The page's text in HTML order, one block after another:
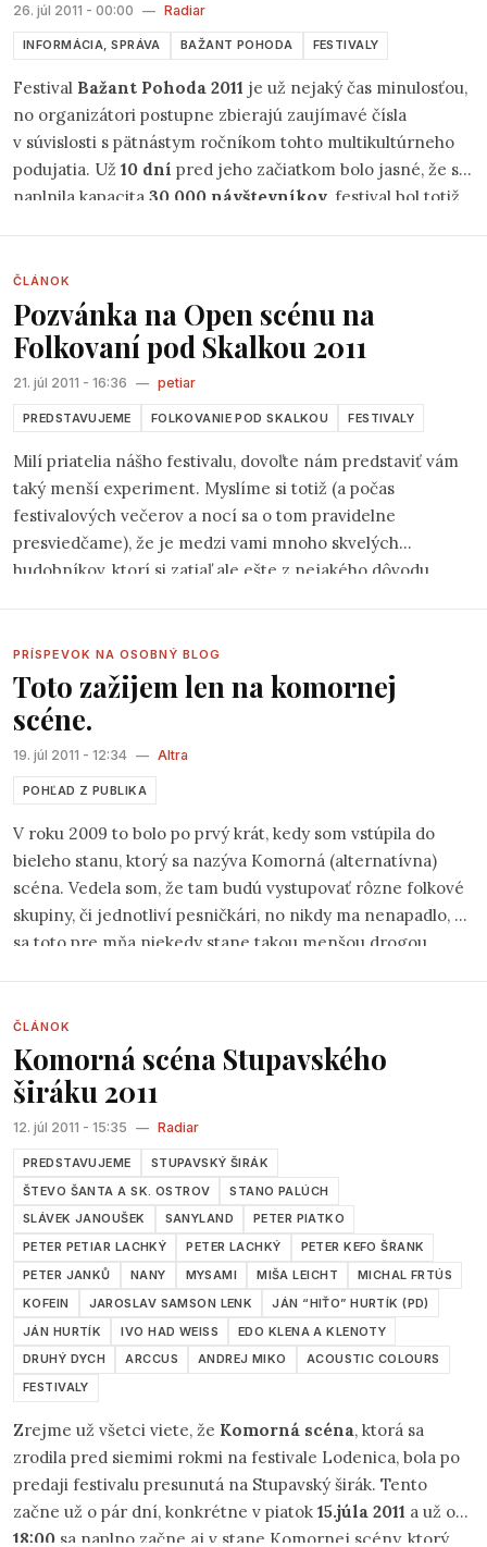
FAIRWAY, paronymia, KANKÁN, yellow cablo band, ohňová
show.
26. júl 2011 - 00:00 — Radiar
INFORMÁCIA, SPRÁVA BAŽANT POHODA FESTIVALY
Festival Bažant Pohoda 2011 je už nejaký čas minulosťou,
no organizátori postupne zbierajú zaujímavé čísla
v súvislosti s pätnástym ročníkom tohto multikultúrneho
podujatia. Už 10 dní pred jeho začiatkom bolo jasné, že sa
naplnila kapacita 30 000 návštevníkov , festival bol totiž
festival vstup zdarma. Deti v tomto veku sa však musia
registrovať pri vstupe do festivalového areálu, kde dostali
špeciálnu pásku s telefónnym kontaktom na jeho rodiča
alebo zákonného zástupcu, ktorého tak mohli organizátori
v prípade potreby kontaktovať.
ČLÁNOK
Pozvánka na Open scénu na
Folkovaní pod Skalkou 2011
21. júl 2011 - 16:36 — petiar
PREDSTAVUJEME FOLKOVANIE POD SKALKOU FESTIVALY
Milí priatelia nášho festivalu, dovoľte nám predstaviť vám
taký menší experiment. Myslíme si totiž (a počas
festivalových večerov a nocí sa o tom pravidelne
presviedčame), že je medzi vami mnoho skvelých
hudobníkov, ktorí si zatiaľ ale ešte z nejakého dôvodu
Zahoďte ostych a trému, neistote pošlite rozlúčkový telegram!
Staňte sa hviezdou Open scény Folkovania pod Skalkou!
PRÍSPEVOK NA OSOBNÝ BLOG
Toto zažijem len na komornej
scéne.
19. júl 2011 - 12:34 — Altra
POHĽAD Z PUBLIKA
V roku 2009 to bolo po prvý krát, kedy som vstúpila do
bieleho stanu, ktorý sa nazýva Komorná (alternatívna)
scéna. Vedela som, že tam budú vystupovať rôzne folkové
skupiny, či jednotliví pesničkári, no nikdy ma nenapadlo, že
sa toto pre mňa niekedy stane takou menšou drogou.
ČLÁNOK
Komorná scéna Stupavského
širáku 2011
12. júl 2011 - 15:35 — Radiar
PREDSTAVUJEME
STUPAVSKÝ ŠIRÁK
ŠTEVO ŠANTA A SK. OSTROV
STANO PALÚCH
SLÁVEK JANOUŠEK
SANYLAND
PETER PIATKO
PETER PETIAR LACHKÝ
PETER LACHKÝ
PETER KEFO ŠRANK
PETER JANKŮ
NANY MYSAMI MIŠA LEICHT
MICHAL FRTÚS
KOFEIN
JAROSLAV SAMSON LENK
JÁN “HIŤO” HURTÍK (PD)
JÁN HURTÍK
IVO HAD WEISS
EDO KLENA A KLENOTY
DRUHÝ DYCH
ARCCUS ANDREJ MIKO
ACOUSTIC COLOURS
FESTIVALY
Zrejme už všetci viete, že Komorná scéna, ktorá sa
zrodila pred siemimi rokmi na festivale Lodenica, bola po
predaji festivalu presunutá na Stupavský širák. Tento
začne už o pár dní, konkrétne v piatok 15.júla 2011 a už od
18:00 sa naplno začne aj v stane Komornej scény, ktorý